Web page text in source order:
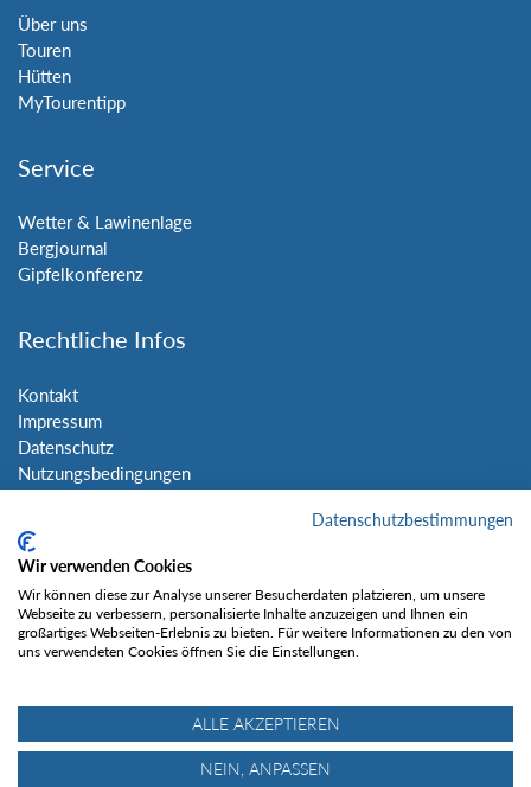
Über uns
Touren
Hütten
MyTourentipp
Service
Wetter & Lawinenlage
Bergjournal
Gipfelkonferenz
Rechtliche Infos
Kontakt
Impressum
Datenschutz
Nutzungsbedingungen
Social Media
Gefällt mir
Datenschutzbestimmungen
Wir verwenden Cookies
Wir können diese zur Analyse unserer Besucherdaten platzieren, um unsere
Webseite zu verbessern, personalisierte Inhalte anzuzeigen und Ihnen ein
großartiges Webseiten-Erlebnis zu bieten. Für weitere Informationen zu den von
uns verwendeten Cookies öffnen Sie die Einstellungen.
ALLE AKZEPTIEREN
NEIN, ANPASSEN